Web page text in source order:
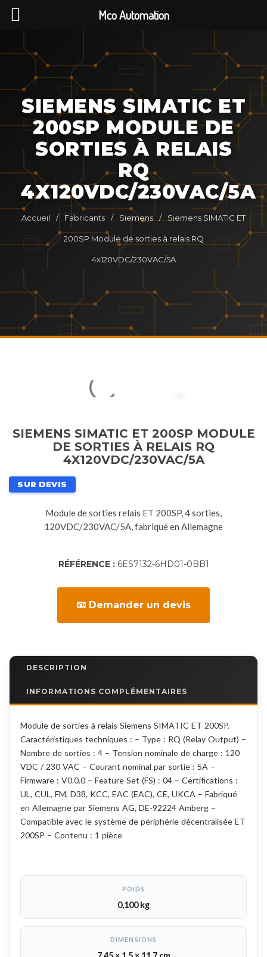
SIEMENS SIMATIC ET
200SP MODULE DE
SORTIES À RELAIS
RQ
4X120VDC/230VAC/5A
Accueil / Fabricants / Siemens / Siemens SIMATIC ET
200SP Module de sorties à relais RQ
4x120VDC/230VAC/5A
SIEMENS SIMATIC ET 200SP MODULE
DE SORTIES À RELAIS RQ
4X120VDC/230VAC/5A
SUR DEVIS
Module de sorties relais ET 200SP, 4 sorties,
120VDC/230VAC/5A, fabriqué en Allemagne
RÉFÉRENCE : 6ES7132-6HD01-0BB1
📧 Demander un devis
DESCRIPTION
INFORMATIONS COMPLÉMENTAIRES
Module de sorties à relais Siemens SIMATIC ET 200SP.
Caractéristiques techniques : – Type : RQ (Relay Output) –
Nombre de sorties : 4 – Tension nominale de charge : 120
VDC / 230 VAC – Courant nominal par sortie : 5A –
Firmware : V0.0.0 – Feature Set (FS) : 04 – Certifications :
UL, CUL, FM, D38, KCC, EAC (EAC), CE, UKCA – Fabriqué
en Allemagne par Siemens AG, DE-92224 Amberg –
Compatible avec le système de périphérie décentralisée ET
200SP – Contenu : 1 pièce
POIDS
0,100 kg
DIMENSIONS
Mco Automation